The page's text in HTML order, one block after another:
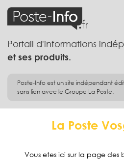
Portail d'informations
et ses produits.
Poste-Info est un site indépendant
sans lien avec le Groupe La Poste.
La Poste
Vous etes ici sur la page des